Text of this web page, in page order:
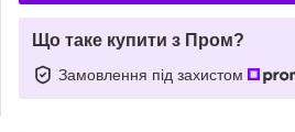
Що таке купити з Пром?
Замовлення під захистом